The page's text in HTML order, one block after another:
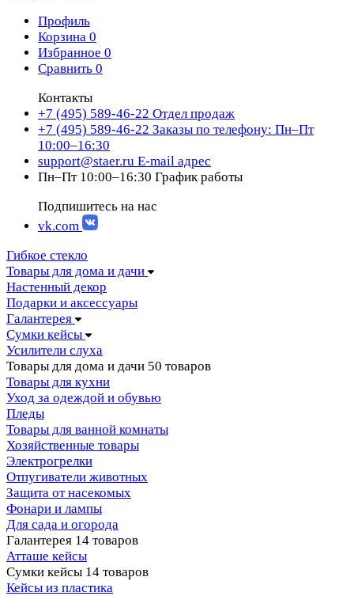
Профиль
Корзина 0
Избранное 0
Сравнить 0
Контакты
+7 (495) 589-46-22 Отдел продаж
+7 (495) 589-46-22 Заказы по телефону: Пн–Пт
10:00–16:30
support@staer.ru E-mail адрес
Пн–Пт 10:00–16:30 График работы
Подпишитесь на нас
vk.com
Гибкое стекло
Товары для дома и дачи
Настенный декор
Подарки и аксессуары
Галантерея
Сумки кейсы
Усилители слуха
Товары для дома и дачи 50 товаров
Товары для кухни
Уход за одеждой и обувью
Пледы
Товары для ванной комнаты
Хозяйственные товары
Электрогрелки
Отпугиватели животных
Защита от насекомых
Фонари и лампы
Для сада и огорода
Галантерея 14 товаров
Атташе кейсы
Сумки кейсы 14 товаров
Кейсы из пластика